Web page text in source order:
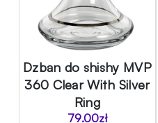
Dzban do shishy MVP
360 Clear With Silver
Ring
79.00zł